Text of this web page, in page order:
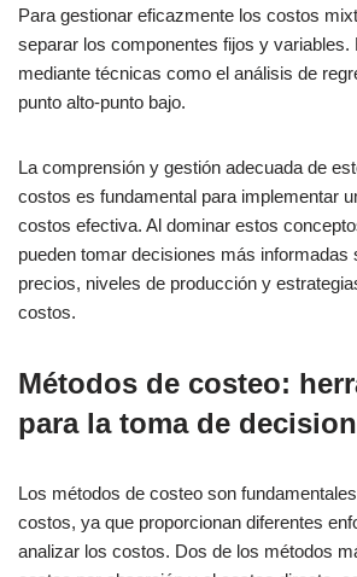
Para gestionar eficazmente los costos
separar los componentes fijos y variables.
mediante técnicas como el análisis de
punto alto-punto bajo.
La comprensión y gestión adecuada de
costos es fundamental para implementar
costos efectiva. Al dominar estos
pueden tomar decisiones más informadas
precios, niveles de producción y
costos.
Métodos de costeo:
para la toma de
Los métodos de costeo son
costos, ya que proporcionan diferentes
analizar los costos. Dos de los métodos